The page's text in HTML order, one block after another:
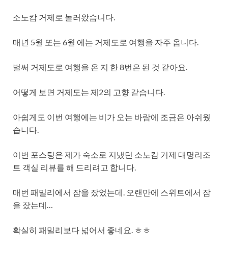
소노캄 거제로 놀러왔습니다.
매년 5월 또는 6월 에는 거제도로 여행을 자주 옵니다.
벌써 거제도로 여행을 온 지 한 8번은 된 것 같아요.
어떻게 보면 거제도는 제2의 고향 같습니다.
아쉽게도 이번 여행에는 비가 오는 바람에 조금은 아쉬웠
습니다.
이번 포스팅은 제가 숙소로 지냈던 소노캄 거제 대명리조
트 객실 리뷰를 해 드리려고 합니다.
매번 패밀리에서 잠을 잤었는데. 오랜만에 스위트에서 잠
을 잤는데…
확실히 패밀리보다 넓어서 좋네요. ㅎㅎ